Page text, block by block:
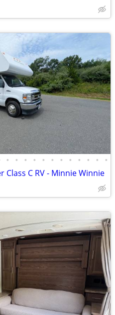
• • • • • • • • • • • •
Class C RV - Minnie Winnie